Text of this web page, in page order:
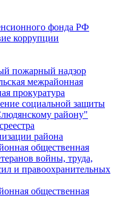
фонда РФ
коррупции
пожарный надзор
межрайонная
прокуратура
социальной защиты
району"
района
общественная
войны, труда,
и правоохранительных
общественная